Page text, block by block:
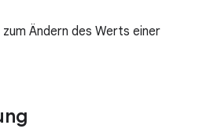
Ändern des Werts einer